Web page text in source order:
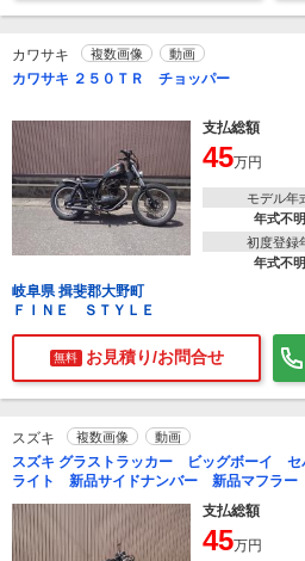
カワサキ 複数画像 動画
カワサキ ２５０ＴＲ チョッパー
支払総額
45万円
モデル年
年式不明
初度登録
年式不明
岐阜県 揖斐郡大野町
ＦＩＮＥ ＳＴＹＬＥ
無料 お見積り/お問合せ
スズキ 複数画像 動画
スズキ グラストラッカー ビッグボーイ
ライト 新品サイドナンバー 新品マフラ
支払総額
45万円